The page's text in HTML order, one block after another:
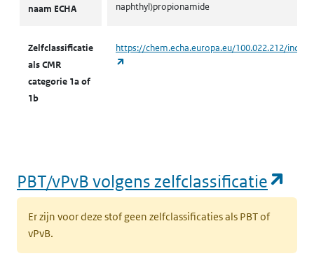
naam ECHA
naphthyl)propionamide
Zelfclassificatie
als CMR
categorie 1a of
1b
https://chem.echa.europa.eu/100.022.212/
PBT/vPvB volgens zelfclassificatie
Er zijn voor deze stof geen zelfclassificaties als PBT of
vPvB.